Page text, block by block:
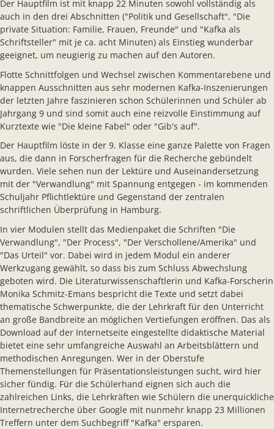
Der Hauptfilm ist mit knapp 22 Minuten sowohl vollständig als
auch in den drei Abschnitten ("Politik und Gesellschaft", "Die
private Situation: Familie, Frauen, Freunde" und "Kafka als
Schriftsteller" mit je ca. acht Minuten) als Einstieg wunderbar
geeignet, um neugierig zu machen auf den Autoren.
Flotte Schnittfolgen und Wechsel zwischen Kommentarebene und
knappen Ausschnitten aus sehr modernen Kafka-Inszenierungen
der letzten Jahre faszinieren schon Schülerinnen und Schüler ab
Jahrgang 9 und sind somit auch eine reizvolle Einstimmung auf
Kurztexte wie "Die kleine Fabel" oder "Gib's auf".
Der Hauptfilm löste in der 9. Klasse eine ganze Palette von Fragen
aus, die dann in Forscherfragen für die Recherche gebündelt
wurden. Viele sehen nun der Lektüre und Auseinandersetzung
mit der "Verwandlung" mit Spannung entgegen - im kommenden
Schuljahr Pflichtlektüre und Gegenstand der zentralen
schriftlichen Überprüfung in Hamburg.
In vier Modulen stellt das Medienpaket die Schriften "Die
Verwandlung", "Der Process", "Der Verschollene/Amerika" und
"Das Urteil" vor. Dabei wird in jedem Modul ein anderer
Werkzugang gewählt, so dass bis zum Schluss Abwechslung
geboten wird. Die Literaturwissenschaftlerin und Kafka-Forscherin
Monika Schmitz-Emans bespricht die Texte und setzt dabei
thematische Schwerpunkte, die der Lehrkraft für den Unterricht
an große Bandbreite an möglichen Vertiefungen eröffnen. Das als
Download auf der Internetseite eingestellte didaktische Material
bietet eine sehr umfangreiche Auswahl an Arbeitsblättern und
methodischen Anregungen. Wer in der Oberstufe
Themenstellungen für Präsentationsleistungen sucht, wird hier
sicher fündig. Für die Schülerhand eignen sich auch die
zahlreichen Links, die Lehrkräften wie Schülern die unerquickliche
Internetrecherche über Google mit nunmehr knapp 23 Millionen
Treffern unter dem Suchbegriff "Kafka" ersparen.